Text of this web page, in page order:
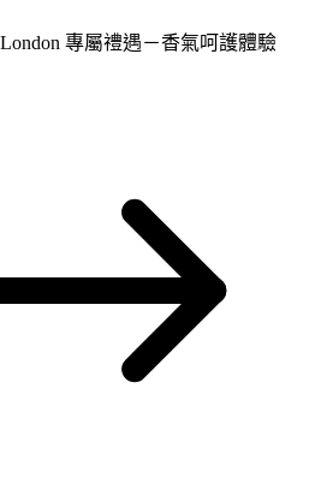
London 專屬禮遇－香氣呵護體驗